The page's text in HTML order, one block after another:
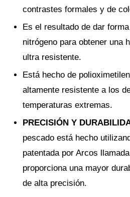
contrastes formales y de
Es el resultado de dar
nitrógeno para obtener una
ultra resistente.
Está hecho de
altamente resistente a los
temperaturas extremas.
PRECISIÓN Y
pescado está hecho
patentada por Arcos
proporciona una mayor
de alta precisión.